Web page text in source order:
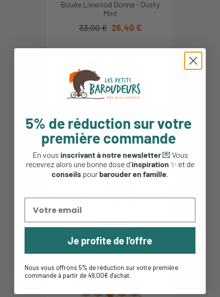
Bouée Liewood Donna - Dusty
Mint
33,00 € 26,40 €
Gilet de natation enfant 1 à 6 ans
- Swim Essentials...
39,95 €
5% de réduction sur votre
première commande
En vous inscrivant à notre newsletter💌 Vous
recevrez alors une bonne dose d'inspiration ✨ et de
conseils pourbarouder en famille.
Je profite de l'offre
Nous vous offrons 5% de réduction sur votre première
commande à partir de 49,00€ d'achat.